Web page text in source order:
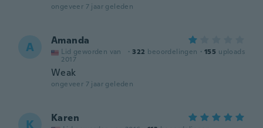
ongeveer 7 jaar geleden
A Amanda
Lid geworden van
2017
· 322 beoordelingen · 155 uploads
Weak
ongeveer 7 jaar geleden
K Karen